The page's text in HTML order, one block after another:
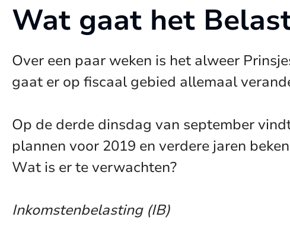
Wat gaat het
Over een paar weken is het alweer
gaat er op fiscaal gebied allemaal
Op de derde dinsdag van september
plannen voor 2019 en verdere jaren
Wat is er te verwachten?
Inkomstenbelasting (IB)